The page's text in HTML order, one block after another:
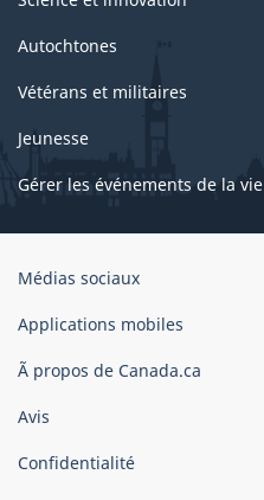
Autochtones
Vétérans et militaires
Jeunesse
Gérer les événements de la vie
Organisation
gouvernement
Canada
Médias sociaux
Applications mobiles
Ã propos de Canada.ca
Avis
Confidentialité